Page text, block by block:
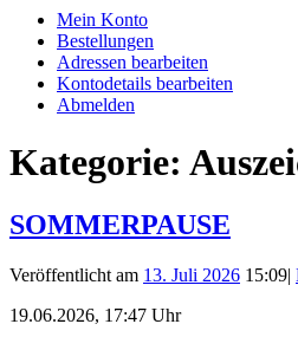
Mein Konto
Bestellungen
Adressen bearbeiten
Kontodetails bearbeiten
Abmelden
Kategorie:
SOMMERPAUSE
Veröffentlicht am 13. Juli 2026 15:09|
19.06.2026, 17:47 Uhr